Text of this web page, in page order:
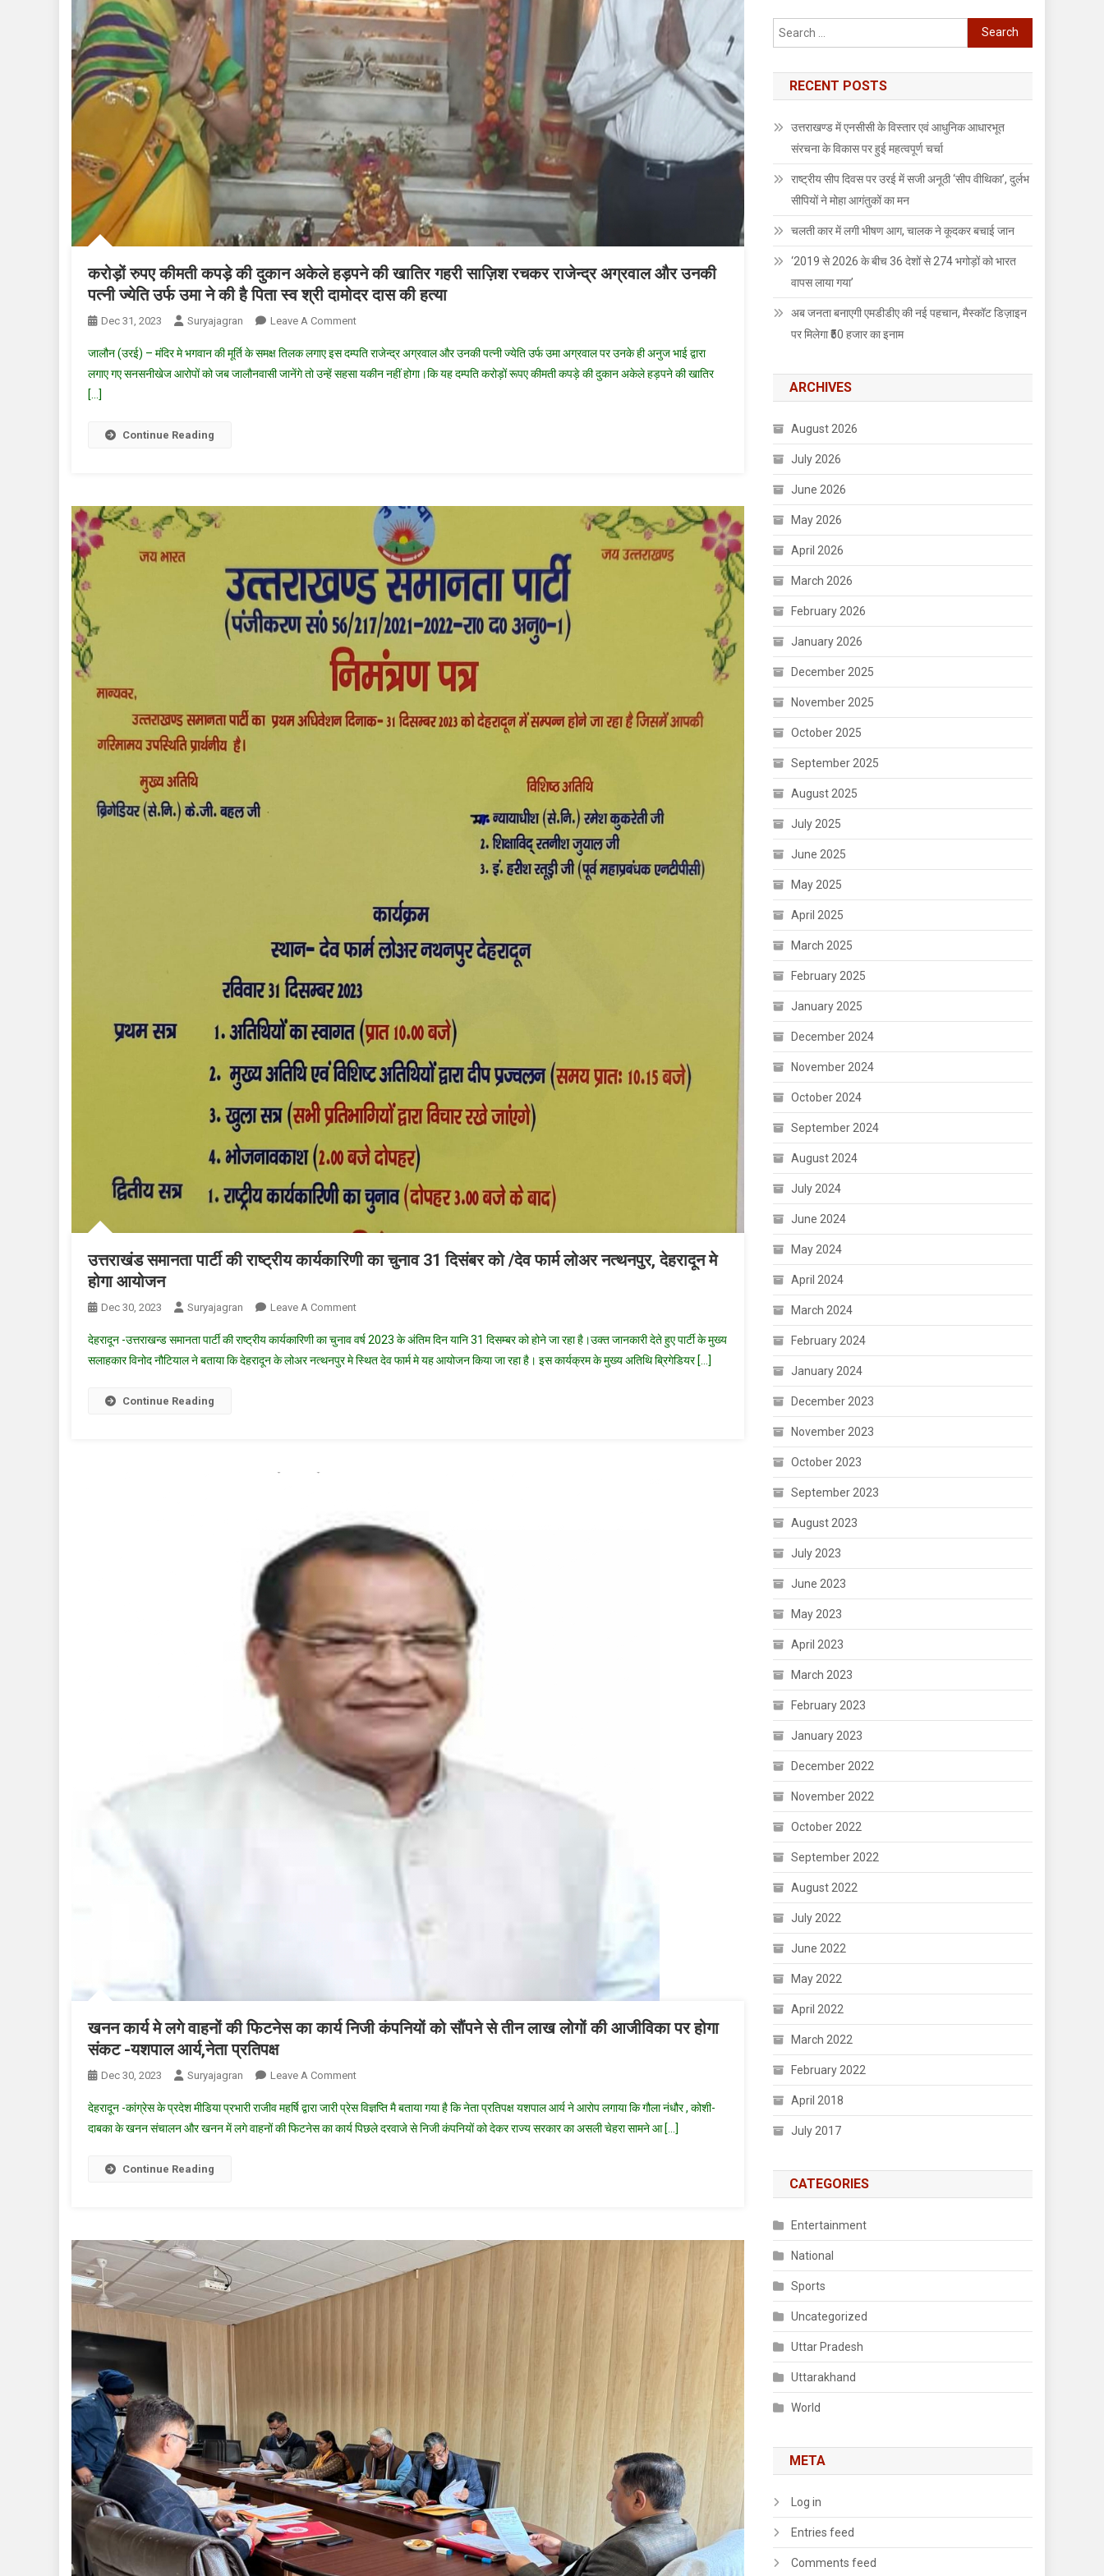
करोड़ों रुपए कीमती कपड़े की दुकान अकेले हड़पने की खातिर गहरी साज़िश रचकर राजेन्द्र अग्रवाल और उनकी
पत्नी ज्येति उर्फ उमा ने की है पिता स्व श्री दामोदर दास की हत्या
Dec 31, 2023 Suryajagran Leave A CommentOn
रुपए
कीमती
खातिर
साज़िश
रचकर
राजेन्द्र
अग्रवाल
और
उनकी
पत्नी
ज्येति
उमा
हत्या
जालौन (उरई) – मंदिर मे भगवान की मूर्ति के समक्ष तिलक लगाए इस दम्पति राजेन्द्र अग्रवाल और उनकी पत्नी ज्येति उर्फ उमा अग्रवाल पर उनके ही अनुज भाई द्वारा
लगाए गए सनसनीखेज आरोपों को जब जालौनवासी जानेंगे तो उन्हें सहसा यकीन नहीं होगा।कि यह दम्पति करोड़ों रूपए कीमती कपड़े की दुकान अकेले हड़पने की खातिर
[…]
Continue Reading
उत्तराखंड समानता पार्टी की राष्ट्रीय कार्यकारिणी का चुनाव 31 दिसंबर को /देव फार्म लोअर नत्थनपुर, देहरादून मे
होगा आयोजन
Dec 30, 2023 Suryajagran Leave A CommentOn
समानता
पार्टी
देव
देहरादून
मे
होगा
आयोजन
देहरादून -उत्तराखन्ड समानता पार्टी की राष्ट्रीय कार्यकारिणी का चुनाव वर्ष 2023 के अंतिम दिन यानि 31 दिसम्बर को होने जा रहा है।उक्त जानकारी देते हुए पार्टी के मुख्य
सलाहकार विनोद नौटियाल ने बताया कि देहरादून के लोअर नत्थनपुर मे स्थित देव फार्म मे यह आयोजन किया जा रहा है। इस कार्यक्रम के मुख्य अतिथि ब्रिगेडियर […]
Continue Reading
खनन कार्य मे लगे वाहनों की फिटनेस का कार्य निजी कंपनियों को सौंपने से तीन लाख लोगों की आजीविका पर होगा
संकट -यशपाल आर्य,नेता प्रतिपक्ष
Dec 30, 2023 Suryajagran Leave A CommentOn
कार्य
मे
निजी
कंपनियों
आजीविका
पर
होगा
संकट
-यशपाल
आर्य,नेता
देहरादून -कांग्रेस के प्रदेश मीडिया प्रभारी राजीव महर्षि द्वारा जारी प्रेस विज्ञप्ति मै बताया गया है कि नेता प्रतिपक्ष यशपाल आर्य ने आरोप लगाया कि गौला नंधौर , कोशी-
दाबका के खनन संचालन और खनन में लगे वाहनों की फिटनेस का कार्य पिछले दरवाजे से निजी कंपनियों को देकर राज्य सरकार का असली चेहरा सामने आ […]
Continue Reading
Search
for:
RECENT POSTS
उत्तराखण्ड में एनसीसी के विस्तार एवं आधुनिक आधारभूत
संरचना के विकास पर हुई महत्वपूर्ण चर्चा
राष्ट्रीय सीप दिवस पर उरई में सजी अनूठी ‘सीप वीथिका’, दुर्लभ
सीपियों ने मोहा आगंतुकों का मन
चलती कार में लगी भीषण आग, चालक ने कूदकर बचाई जान
‘2019 से 2026 के बीच 36 देशों से 274 भगोड़ों को भारत
वापस लाया गया’
अब जनता बनाएगी एमडीडीए की नई पहचान, मैस्कॉट डिज़ाइन
पर मिलेगा ₹50 हजार का इनाम
ARCHIVES
August 2026
July 2026
June 2026
May 2026
April 2026
March 2026
February 2026
January 2026
December 2025
November 2025
October 2025
September 2025
August 2025
July 2025
June 2025
May 2025
April 2025
March 2025
February 2025
January 2025
December 2024
November 2024
October 2024
September 2024
August 2024
July 2024
June 2024
May 2024
April 2024
March 2024
February 2024
January 2024
December 2023
November 2023
October 2023
September 2023
August 2023
July 2023
June 2023
May 2023
April 2023
March 2023
February 2023
January 2023
December 2022
November 2022
October 2022
September 2022
August 2022
July 2022
June 2022
May 2022
April 2022
March 2022
February 2022
April 2018
July 2017
CATEGORIES
Entertainment
National
Sports
Uncategorized
Uttar Pradesh
Uttarakhand
World
META
Log in
Entries feed
Comments feed